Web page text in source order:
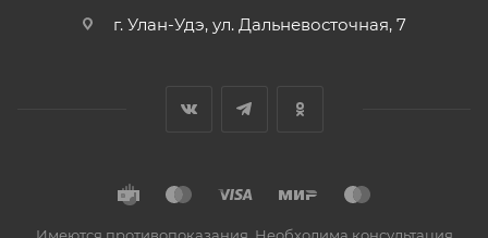
г. Улан-Удэ, ул. Дальневосточная, 7